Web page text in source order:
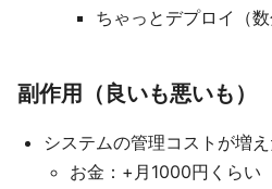
ちゃっとデプロイ（数
副作用（良いも悪いも）
システムの管理コストが増え
お金：+月1000円くらい